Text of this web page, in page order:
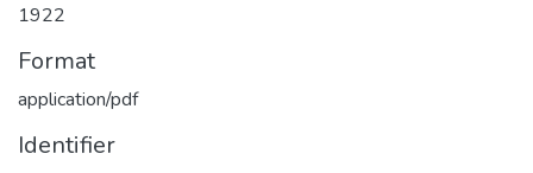
1922
Format
application/pdf
Identifier